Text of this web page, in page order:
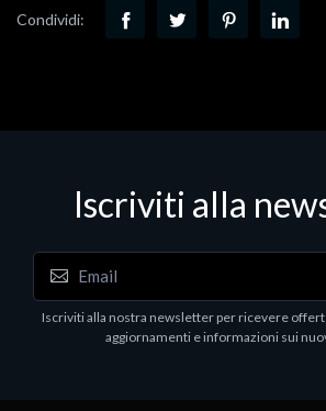
Condividi:
Iscriviti alla
Iscriviti alla nostra newsletter per ricevere
aggiornamenti e informazioni sui